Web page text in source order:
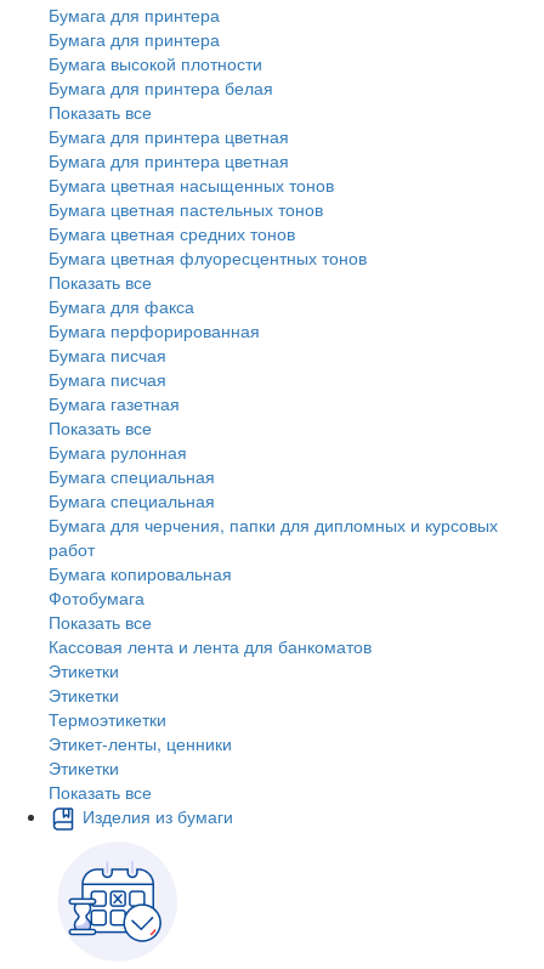
Бумага для принтера
Бумага для принтера
Бумага высокой плотности
Бумага для принтера белая
Показать все
Бумага для принтера цветная
Бумага для принтера цветная
Бумага цветная насыщенных тонов
Бумага цветная пастельных тонов
Бумага цветная средних тонов
Бумага цветная флуоресцентных тонов
Показать все
Бумага для факса
Бумага перфорированная
Бумага писчая
Бумага писчая
Бумага газетная
Показать все
Бумага рулонная
Бумага специальная
Бумага специальная
Бумага для черчения, папки для дипломных и курсовых
работ
Бумага копировальная
Фотобумага
Показать все
Кассовая лента и лента для банкоматов
Этикетки
Этикетки
Термоэтикетки
Этикет-ленты, ценники
Этикетки
Показать все
Изделия из бумаги